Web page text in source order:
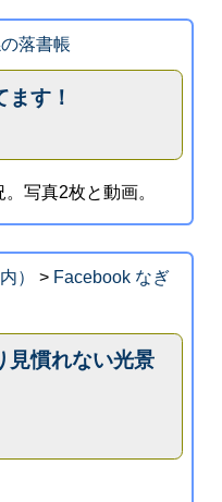
落書帳
す！
写真2枚と動画。
） > Facebook なぎ
見慣れない光景